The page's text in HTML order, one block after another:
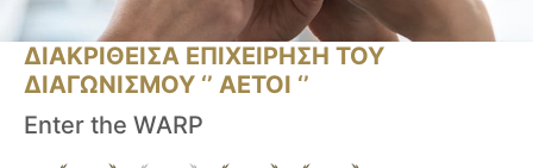
ΔΙΑΚΡΙΘΕΙΣΑ ΕΠΙΧΕΙΡΗΣΗ ΤΟΥ
ΔΙΑΓΩΝΙΣΜΟΥ ‘’ ΑΕΤΟΙ ‘’
Enter the WARP